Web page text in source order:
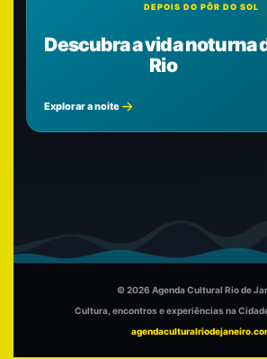
DEPOIS DO PÔR DO SOL
Descubra a vida noturna
Rio
Explorar a noite
© 2026 Agenda Cultural Rio de
Cultura, encontros e experiências na